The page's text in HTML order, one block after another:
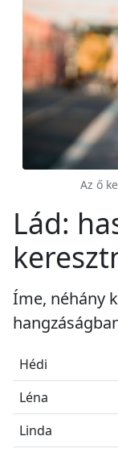
Az ő
Lád:
Íme, néhány
Hédi
Léna
Linda